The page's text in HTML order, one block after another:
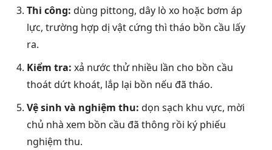
Thi công: dùng pittong, dây lò xo hoặc bơm áp
lực, trường hợp dị vật cứng thì tháo bồn cầu lấy
ra.
Kiểm tra: xả nước thử nhiều lần cho bồn cầu
thoát dứt khoát, lắp lại bồn nếu đã tháo.
Vệ sinh và nghiệm thu: dọn sạch khu vực, mời
chủ nhà xem bồn cầu đã thông rồi ký phiếu
nghiệm thu.